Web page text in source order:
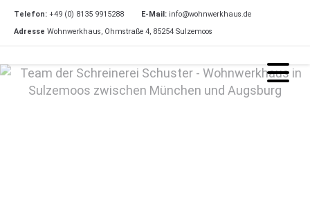
Telefon: +49 (0) 8135 9915288 E-Mail: info@wohnwerkhaus.de
Adresse Wohnwerkhaus, Ohmstraße 4, 85254 Sulzemoos